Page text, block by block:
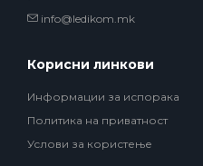
info@ledikom.mk
Корисни линкови
Информации за испорака
Политика на приватност
Услови за користење